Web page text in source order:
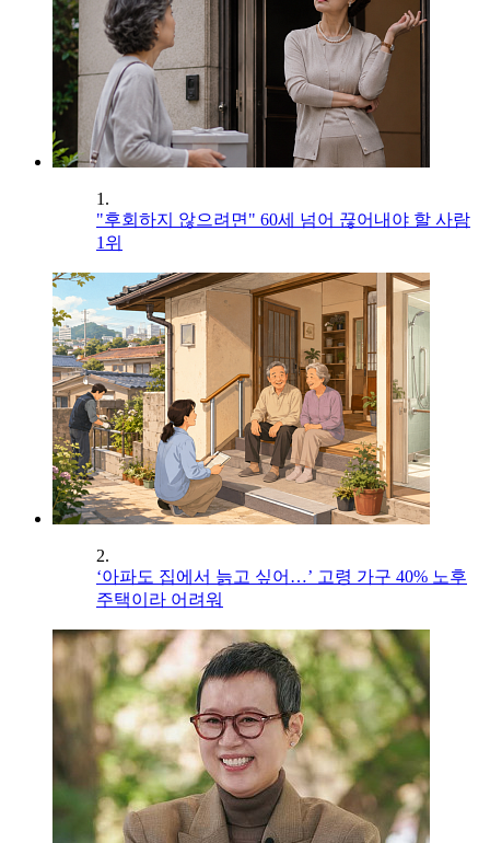
1.
"후회하지 않으려면" 60세 넘어 끊어내야 할 사람
1위
2.
‘아파도 집에서 늙고 싶어…’ 고령 가구 40% 노후
주택이라 어려워